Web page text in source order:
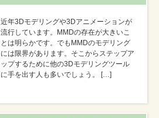
近年3Dモデリングや3Dアニメーションが
流行しています。MMDの存在が大きいこ
とは明らかです。でもMMDのモデリング
には限界があります。そこからステップア
ップするために他の3Dモデリングツール
に手を出す人も多いでしょう。 […]